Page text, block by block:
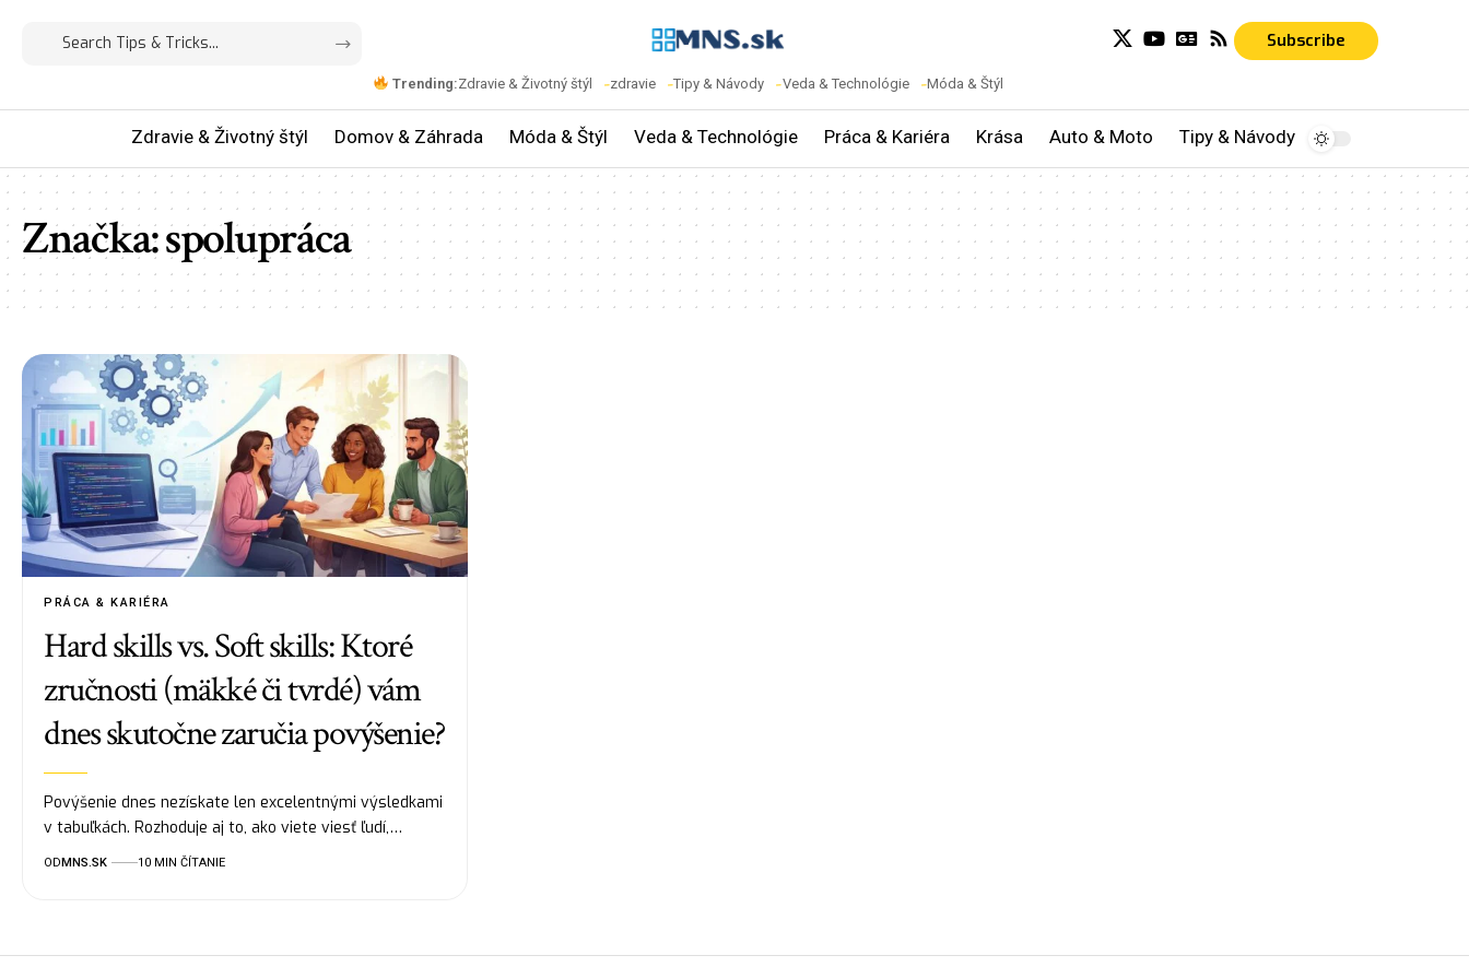
Trending:Zdravie & Životný štýl zdravie Tipy & Návody Veda & Technológie Móda & Štýl
Subscribe
Zdravie & Životný štýl Domov & Záhrada Móda & Štýl Veda & Technológie Práca & Kariéra Krása Auto & Moto Tipy & Návody
Značka:spolupráca
PRÁCA & KARIÉRA
Hard skills vs. Soft skills: Ktoré
zručnosti (mäkké či tvrdé) vám
dnes skutočne zaručia povýšenie?
Povýšenie dnes nezískate len excelentnými výsledkami
v tabuľkách. Rozhoduje aj to, ako viete viesť ľudí,…
ODMNS.SK 10 MIN ČÍTANIE